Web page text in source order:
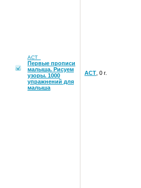
АСТ
Первые прописи
малыша. Рисуем
узоры. 1000
упражнений для
малыша
АСТ , 0 г.